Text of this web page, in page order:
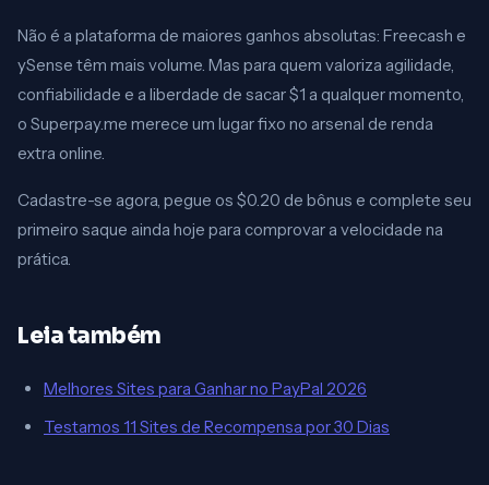
Não é a plataforma de maiores ganhos absolutas: Freecash e
ySense têm mais volume. Mas para quem valoriza agilidade,
confiabilidade e a liberdade de sacar $1 a qualquer momento,
o Superpay.me merece um lugar fixo no arsenal de renda
extra online.
Cadastre-se agora, pegue os $0.20 de bônus e complete seu
primeiro saque ainda hoje para comprovar a velocidade na
prática.
Leia também
Melhores Sites para Ganhar no PayPal 2026
Testamos 11 Sites de Recompensa por 30 Dias